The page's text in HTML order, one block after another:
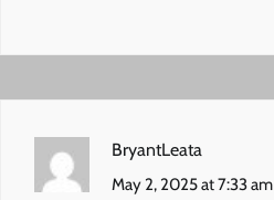
BryantLeata
May 2, 2025 at 7:33 am